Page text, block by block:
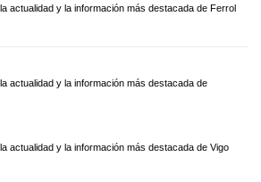
actualidad y la información más destacada de Ferrol
actualidad y la información más destacada de
actualidad y la información más destacada de Vigo